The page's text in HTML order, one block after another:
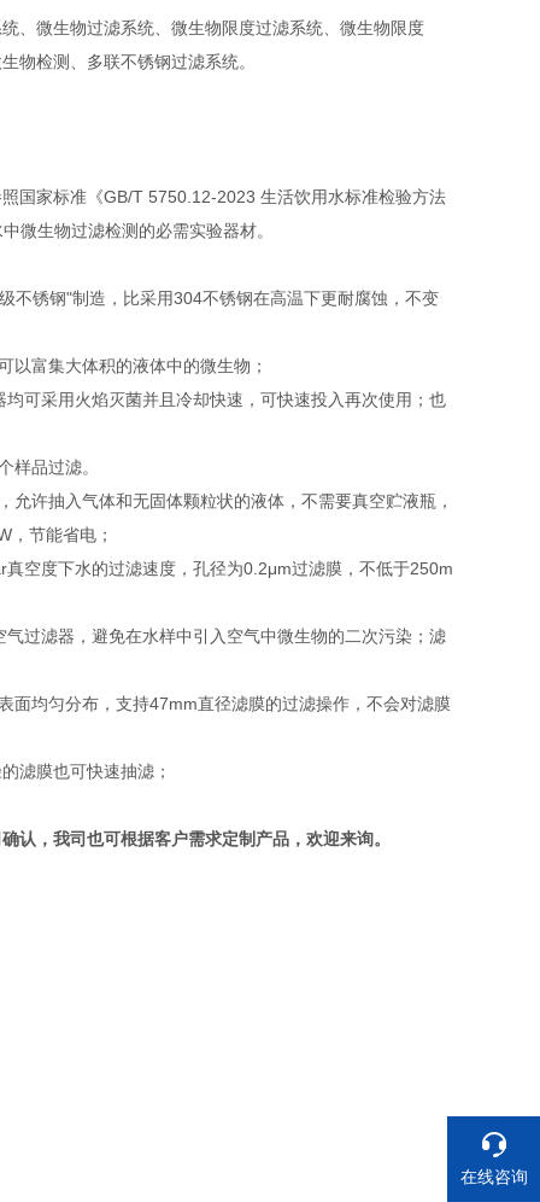
、微生物过滤系统、微生物限度过滤系统、微生物限度
物检测、多联不锈钢过滤系统。
国家标准《GB/T 5750.12-2023 生活饮用水标准检验方法
微生物过滤检测的必需实验器材。
不锈钢"制造，比采用304不锈钢在高温下更耐腐蚀，不变
以富集大体积的液体中的微生物；
可采用火焰灭菌并且冷却快速，可快速投入再次使用；也
样品过滤。
许抽入气体和无固体颗粒状的液体，不需要真空贮液瓶，
，节能省电；
空度下水的过滤速度，孔径为0.2μm过滤膜，不低于250m
过滤器，避免在水样中引入空气中微生物的二次污染；滤
面均匀分布，支持47mm直径滤膜的过滤操作，不会对滤膜
滤膜也可快速抽滤；
认，我司也可根据客户需求定制产品，欢迎来询。
在线咨询